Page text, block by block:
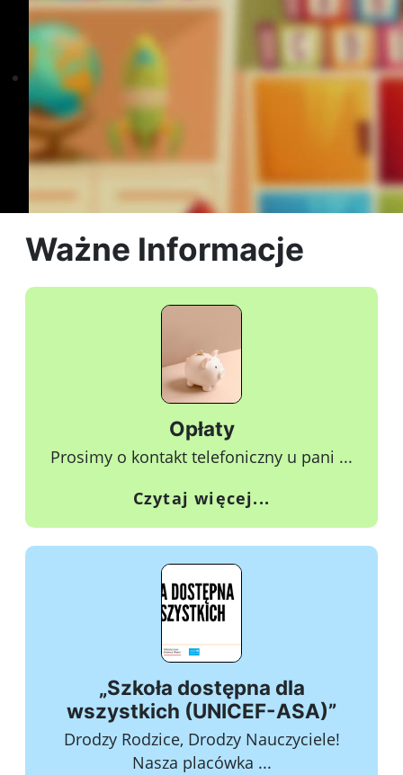
Ważne Informacje
Opłaty
Prosimy o kontakt telefoniczny u pani ...
Czytaj więcej...
„Szkoła dostępna dla
wszystkich (UNICEF-ASA)”
Drodzy Rodzice, Drodzy Nauczyciele!
Nasza placówka ...